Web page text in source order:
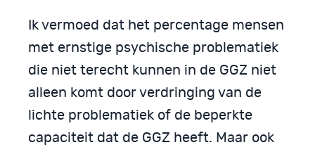
Ik vermoed dat het percentage mensen
met ernstige psychische problematiek
die niet terecht kunnen in de GGZ niet
alleen komt door verdringing van de
lichte problematiek of de beperkte
capaciteit dat de GGZ heeft. Maar ook